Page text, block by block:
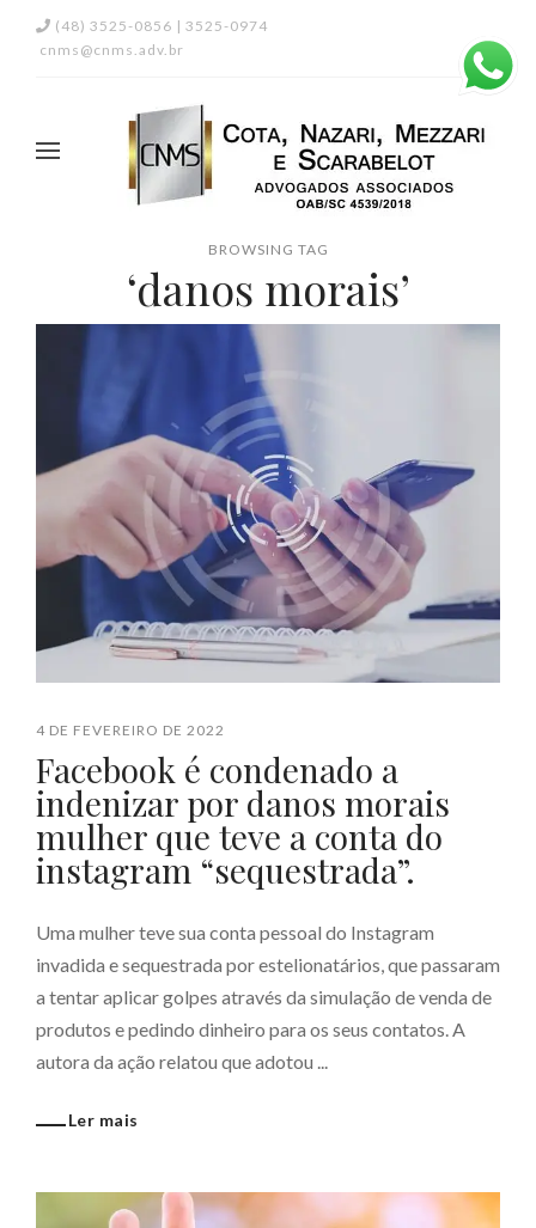
(48) 3525-0856 | 3525-0974
cnms@cnms.adv.br
BROWSING TAG
‘danos morais’
4 DE FEVEREIRO DE 2022
Facebook é condenado a
indenizar por danos morais
mulher que teve a conta do
instagram “sequestrada”.
Uma mulher teve sua conta pessoal do Instagram
invadida e sequestrada por estelionatários, que passaram
a tentar aplicar golpes através da simulação de venda de
produtos e pedindo dinheiro para os seus contatos. A
autora da ação relatou que adotou ...
Ler mais